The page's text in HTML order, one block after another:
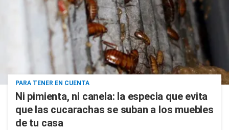
PARA TENER EN CUENTA
Ni pimienta, ni canela: la especia que evita
que las cucarachas se suban a los muebles
de tu casa